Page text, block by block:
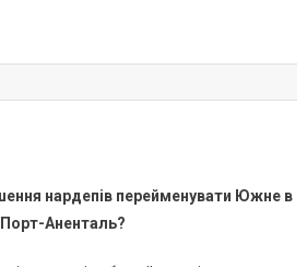
нардепів перейменувати Южне в
Порт-Аненталь?